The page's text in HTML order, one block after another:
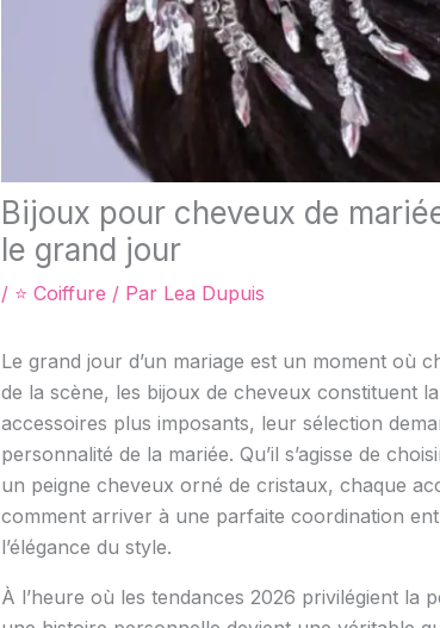
Bijoux pour cheveux de
le grand jour
/ ⭐ Coiffure / Par Lea Dupuis
Le grand jour d’un mariage est un moment où
de la scène, les bijoux de cheveux constituent
accessoires plus imposants, leur sélection
personnalité de la mariée. Qu’il s’agisse de
un peigne cheveux orné de cristaux, chaque
comment arriver à une parfaite coordination
l’élégance du style.
À l’heure où les tendances 2026 privilégient la